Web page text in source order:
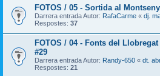
FOTOS / 05 - Sortida al
Darrera entrada Autor: RafaCarme « dj.
Respostes: 37
FOTOS / 04 - Fonts del
#29
Darrera entrada Autor: Randy-650 « dt.
Respostes: 21